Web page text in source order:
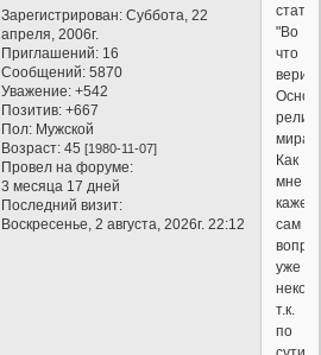
Зарегистрирован: Суббота, 22
апреля, 2006г.
Приглашений: 16
Сообщений: 5870
Уважение: +542
Позитив: +667
Пол: Мужской
Возраст: 45[1980-11-07]
Провел на форуме:
3 месяца 17 дней
Последний визит:
Воскресенье, 2 августа, 2026г. 22:12
"Во
что
мира".
Как
мне
сам
уже
т.к.
по